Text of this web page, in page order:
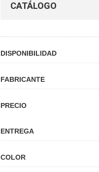
CATÁLOGO
DISPONIBILIDAD
FABRICANTE
PRECIO
ENTREGA
COLOR